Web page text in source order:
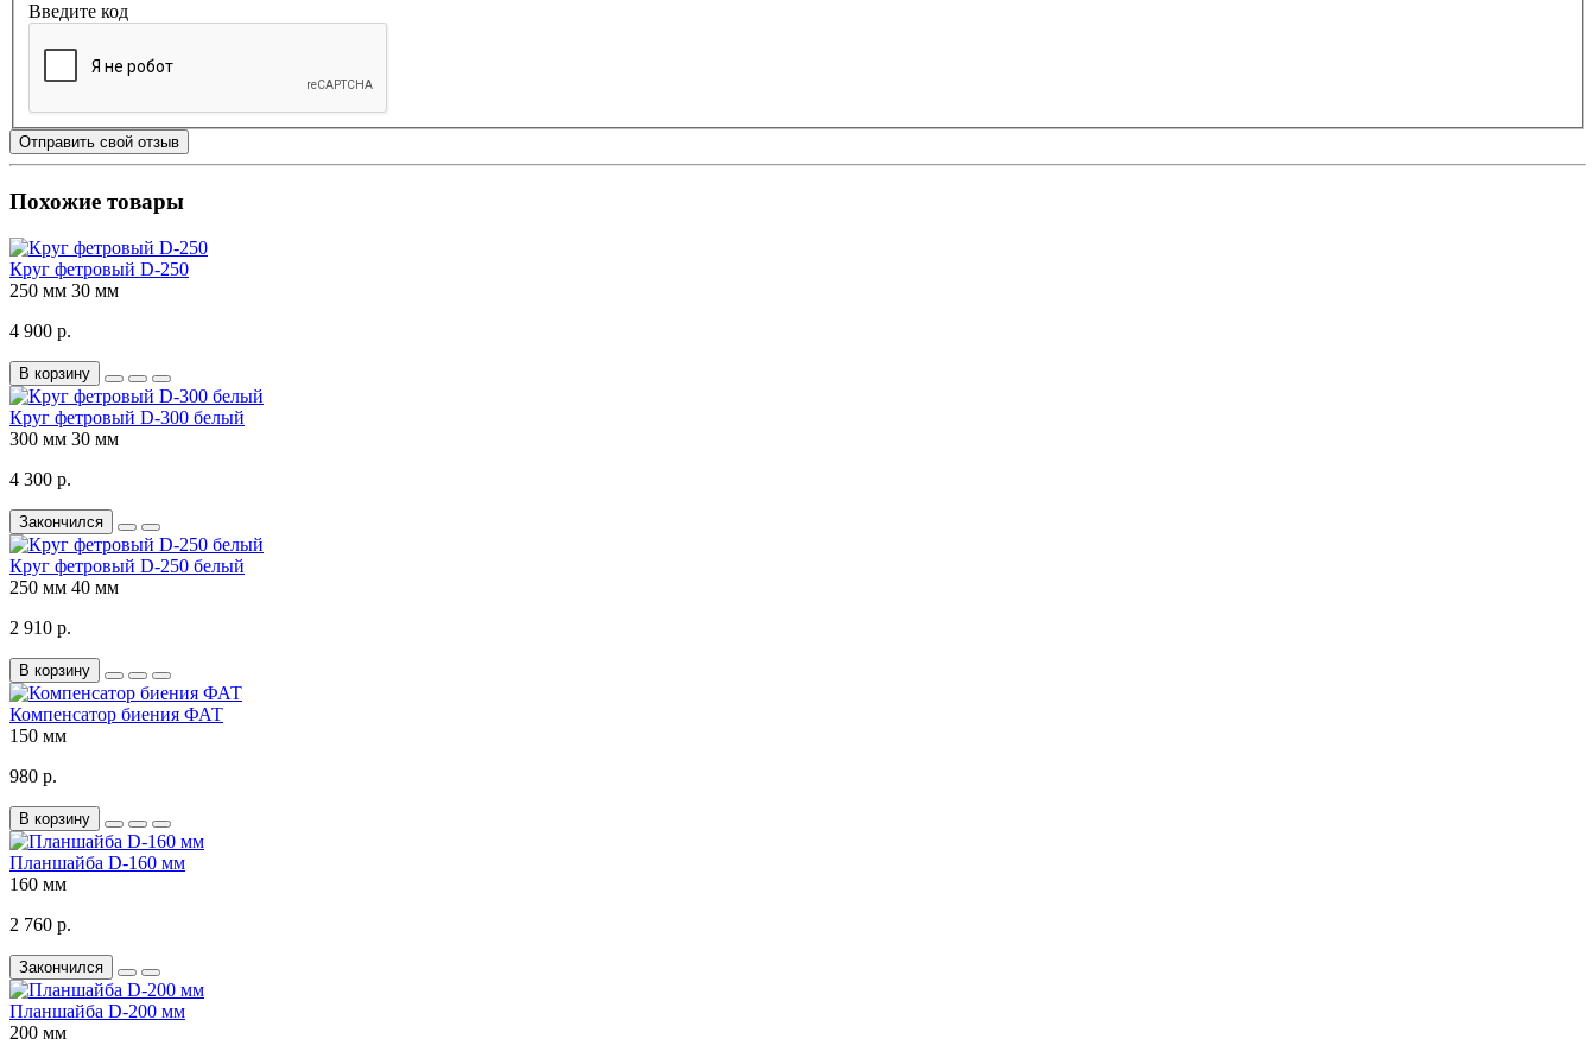
Введите код
Отправить свой отзыв
Похожие товары
Круг фетровый D-250
250 мм 30 мм
4 900 р.
В корзину
Круг фетровый D-300 белый
300 мм 30 мм
4 300 р.
Закончился
Круг фетровый D-250 белый
250 мм 40 мм
2 910 р.
В корзину
Компенсатор биения ФАТ
150 мм
980 р.
В корзину
Планшайба D-160 мм
160 мм
2 760 р.
Закончился
Планшайба D-200 мм
200 мм